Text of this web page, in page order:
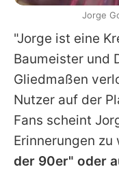
"Jorge ist eine
Baumeister und
Gliedmaßen
Nutzer auf der
Fans scheint
Erinnerungen zu
der 90er" oder
Jorge